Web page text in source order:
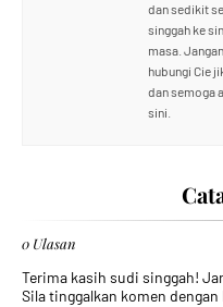
dan sedikit
singgah ke
masa.
hubungi Cie
dan semoga
sini.
0 Ulasan
Terima kasih sudi singgah!
Sila tinggalkan komen